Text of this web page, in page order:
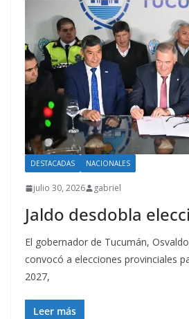
DESTACADAS NACIONALES
julio 30, 2026 gabriel
Jaldo desdobla
El gobernador de Tucumán,
convocó a elecciones provinciales
2027,
Leer más